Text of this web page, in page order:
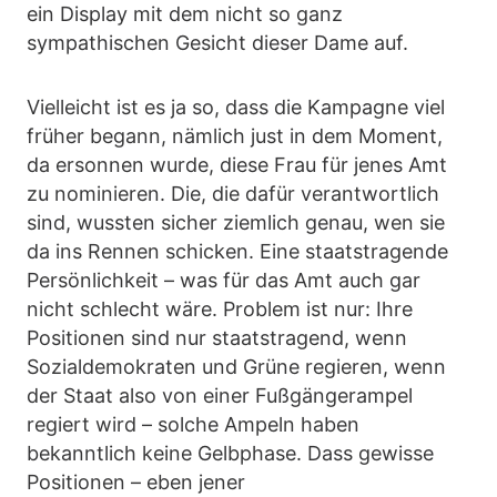
ein Display mit dem nicht so ganz
sympathischen Gesicht dieser Dame auf.
Vielleicht ist es ja so, dass die Kampagne viel
früher begann, nämlich just in dem Moment,
da ersonnen wurde, diese Frau für jenes Amt
zu nominieren. Die, die dafür verantwortlich
sind, wussten sicher ziemlich genau, wen sie
da ins Rennen schicken. Eine staatstragende
Persönlichkeit – was für das Amt auch gar
nicht schlecht wäre. Problem ist nur: Ihre
Positionen sind nur staatstragend, wenn
Sozialdemokraten und Grüne regieren, wenn
der Staat also von einer Fußgängerampel
regiert wird – solche Ampeln haben
bekanntlich keine Gelbphase. Dass gewisse
Positionen – eben jener